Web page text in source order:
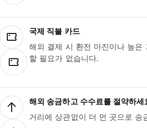
국제 직불 카드
해외 결제 시 환전 마진이나 높은
할 필요가 없습니다.
해외 송금하고 수수료를 절약하세
거리에 상관없이 더 먼 곳으로 송